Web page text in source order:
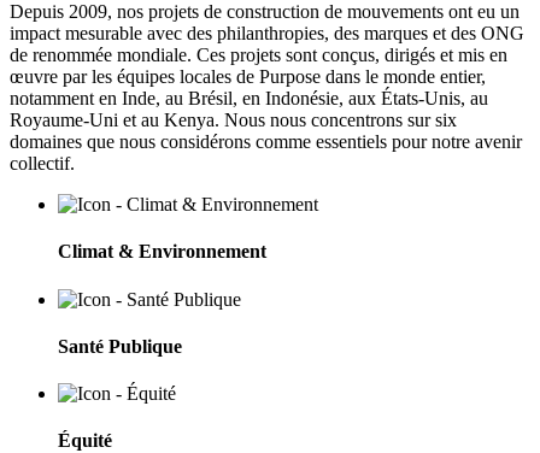
Depuis 2009, nos projets de construction de mouvements ont eu un
impact mesurable avec des philanthropies, des marques et des ONG
de renommée mondiale. Ces projets sont conçus, dirigés et mis en
œuvre par les équipes locales de Purpose dans le monde entier,
notamment en Inde, au Brésil, en Indonésie, aux États-Unis, au
Royaume-Uni et au Kenya. Nous nous concentrons sur six
domaines que nous considérons comme essentiels pour notre avenir
collectif.
Climat & Environnement
Santé Publique
Équité